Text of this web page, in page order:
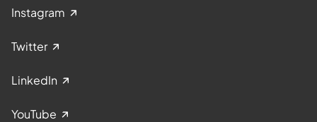
Instagram
Twitter
LinkedIn
YouTube